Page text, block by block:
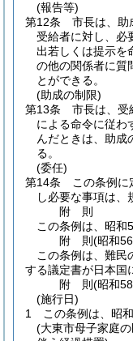
(報告等)
第12条
市長は、助
受給者に対し、必
出若しくは提示を
の他の関係者に質
とができる。
(助成の制限)
第13条
市長は、受
による命令に従わ
んだときは、助成
る。
(委任)
第14条
この条例
し必要な事項は、
附 則
この条例は、昭和
附 則(昭和
この条例は、難民
する議定書が日本国
附 則(昭和
(施行日)
1
この条例は、昭
(大東市母子家庭